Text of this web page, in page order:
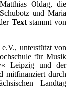
Oldag, die
und Maria
Textstammt von
unterstützt von
für Musik
Leipzig und der
mitfinanziert durch
Landtag